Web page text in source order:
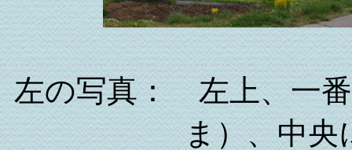
左の写真： 左上、一
ま）、中央